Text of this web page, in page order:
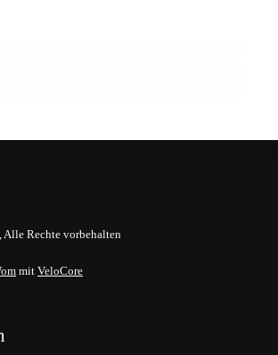
Rechte vorbehalten
mit VeloCore